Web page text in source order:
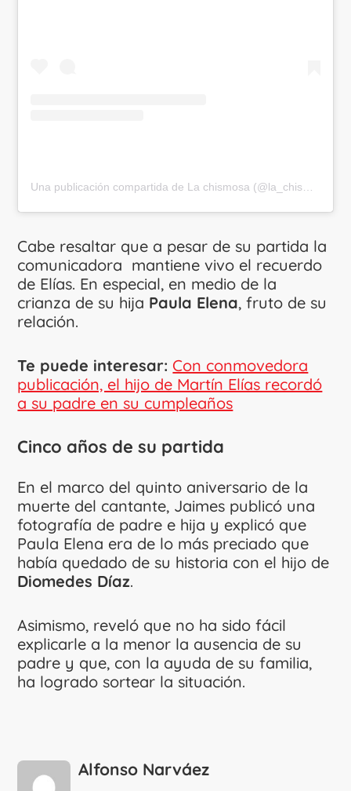
Cabe resaltar que a pesar de su partida la
comunicadora mantiene vivo el recuerdo
de Elías. En especial, en medio de la
crianza de su hija Paula Elena, fruto de su
relación.
Te puede interesar: Con conmovedora
publicación, el hijo de Martín Elías recordó
a su padre en su cumpleaños
Cinco años de su partida
En el marco del quinto aniversario de la
muerte del cantante, Jaimes publicó una
fotografía de padre e hija y explicó que
Paula Elena era de lo más preciado que
había quedado de su historia con el hijo de
Diomedes Díaz.
Asimismo, reveló que no ha sido fácil
explicarle a la menor la ausencia de su
padre y que, con la ayuda de su familia,
ha logrado sortear la situación.
Alfonso Narváez